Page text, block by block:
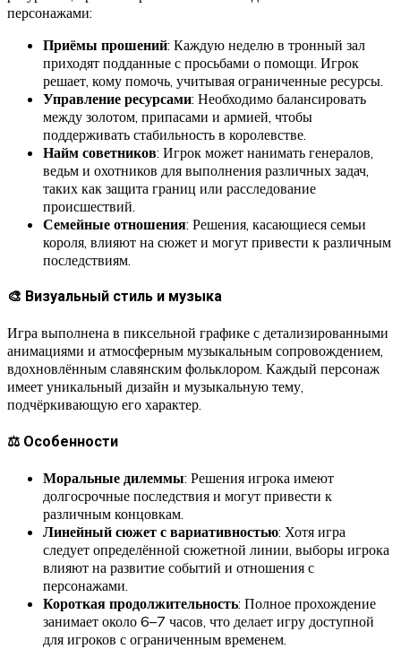
персонажами:
Приёмы прошений: Каждую неделю в тронный зал
приходят подданные с просьбами о помощи. Игрок
решает, кому помочь, учитывая ограниченные ресурсы.
Управление ресурсами: Необходимо балансировать
между золотом, припасами и армией, чтобы
поддерживать стабильность в королевстве.
Найм советников: Игрок может нанимать генералов,
ведьм и охотников для выполнения различных задач,
таких как защита границ или расследование
происшествий.
Семейные отношения: Решения, касающиеся семьи
короля, влияют на сюжет и могут привести к различным
последствиям.
🎨 Визуальный стиль и музыка
Игра выполнена в пиксельной графике с детализированными
анимациями и атмосферным музыкальным сопровождением,
вдохновлённым славянским фольклором. Каждый персонаж
имеет уникальный дизайн и музыкальную тему,
подчёркивающую его характер.
⚖️ Особенности
Моральные дилеммы: Решения игрока имеют
долгосрочные последствия и могут привести к
различным концовкам.
Линейный сюжет с вариативностью: Хотя игра
следует определённой сюжетной линии, выборы игрока
влияют на развитие событий и отношения с
персонажами.
Короткая продолжительность: Полное прохождение
занимает около 6–7 часов, что делает игру доступной
для игроков с ограниченным временем.